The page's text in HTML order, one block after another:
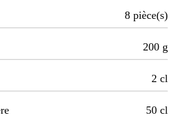
8 pièce(s)
200 g
2 cl
50 cl